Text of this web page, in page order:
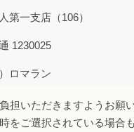
第一支店（106）
1230025
ロマラン
担いただきますようお願い
をご選択されている場合